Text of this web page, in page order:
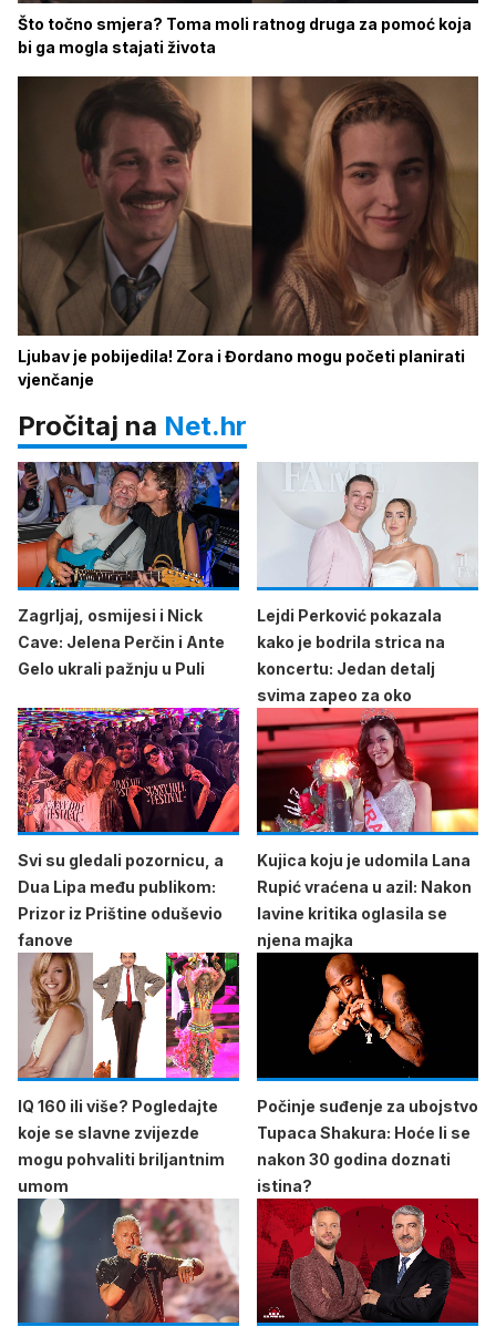
Što točno smjera? Toma moli ratnog druga za pomoć koja
bi ga mogla stajati života
Ljubav je pobijedila! Zora i Đordano mogu početi planirati
vjenčanje
Pročitaj na Net.hr
Zagrljaj, osmijesi i Nick
Cave: Jelena Perčin i Ante
Gelo ukrali pažnju u Puli
Lejdi Perković pokazala
kako je bodrila strica na
koncertu: Jedan detalj
svima zapeo za oko
Svi su gledali pozornicu, a
Dua Lipa među publikom:
Prizor iz Prištine oduševio
fanove
Kujica koju je udomila Lana
Rupić vraćena u azil: Nakon
lavine kritika oglasila se
njena majka
IQ 160 ili više? Pogledajte
koje se slavne zvijezde
mogu pohvaliti briljantnim
umom
Počinje suđenje za ubojstvo
Tupaca Shakura: Hoće li se
nakon 30 godina doznati
istina?